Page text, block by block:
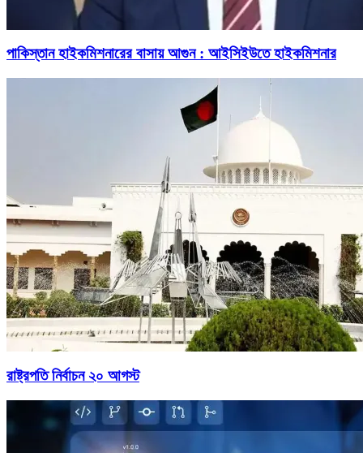
পাকিস্তান হাইকমিশনারের বাসায় আগুন : আইসিইউতে হাইকমিশনার
রাষ্ট্রপতি নির্বাচন ২০ আগস্ট